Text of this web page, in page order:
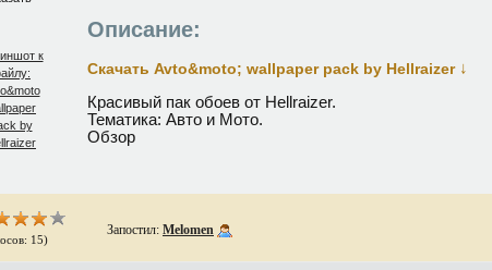
Описание:
Скачать Avto&moto; wallpaper pack by Hellraizer↓
Красивый пак обоев от Hellraizer.
Тематика: Авто и Мото.
Обзор
15)
Запостил: Melomen